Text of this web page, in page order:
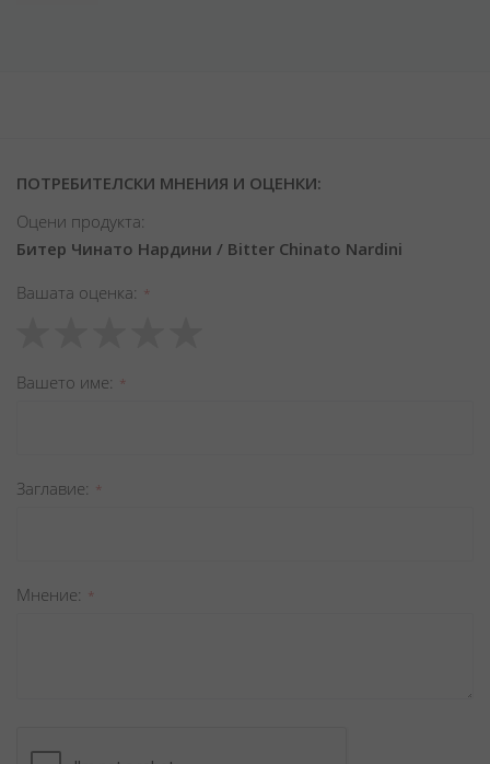
ПОТРЕБИТЕЛСКИ МНЕНИЯ И ОЦЕНКИ:
Оцени продукта:
Битер Чинато Нардини / Bitter Chinato Nardini
Вашата оценка
star
stars
stars
stars
stars
Вашето име
Заглавиe
Мнение